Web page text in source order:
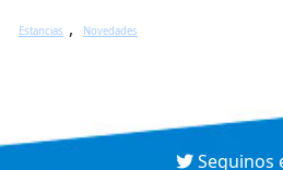
Categories
Estancias , Novedades
Seguinos